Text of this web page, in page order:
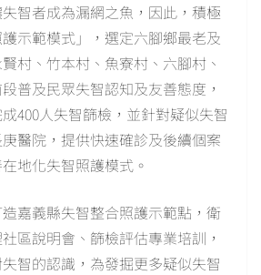
智者成為漏網之魚，因此，積極
示範模式」，選定六腳鄉最老及
村、竹本村、魚寮村、六腳村、
普及民眾失智認知及友善態度，
400人失智篩檢，並針對疑似失智
醫院，提供快速確診及後續個案
地化失智照護模式。
嘉義縣失智整合照護示範點，衛
區說明會、篩檢評估專業培訓，
智的認識，為發掘更多疑似失智